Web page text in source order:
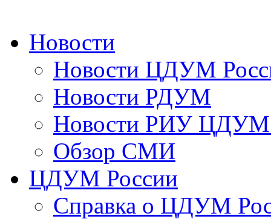
Новости
Новости ЦДУМ
Новости РДУМ
Новости РИУ ЦДУМ
Обзор СМИ
ЦДУМ России
Справка о ЦДУМ